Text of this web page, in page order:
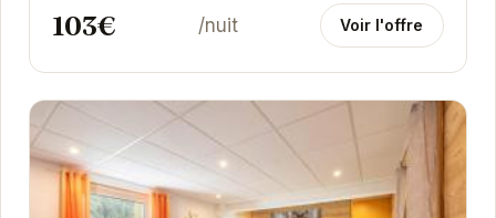
103€ /nuit Voir l'offre